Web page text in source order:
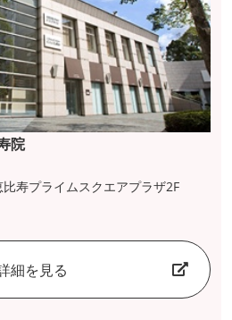
院
寿プライムスクエアプラザ2F
細を見る